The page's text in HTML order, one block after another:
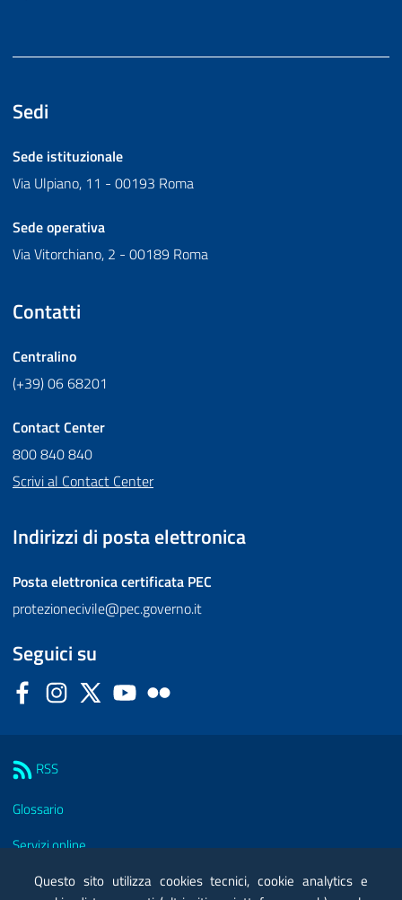
Sedi
Sede istituzionale
Via Ulpiano, 11 - 00193 Roma
Sede operativa
Via Vitorchiano, 2 - 00189 Roma
Contatti
Centralino
(+39) 06 68201
Contact Center
800 840 840
Scrivi al Contact Center
Indirizzi di posta elettronica
Posta elettronica certificata PEC
protezionecivile@pec.governo.it
Seguici su
FacebookInstagram
Twitter YouTube
RSS
Glossario
Servizi online
Moduli
Questo sito utilizza cookies tecnici, cookie analytics e